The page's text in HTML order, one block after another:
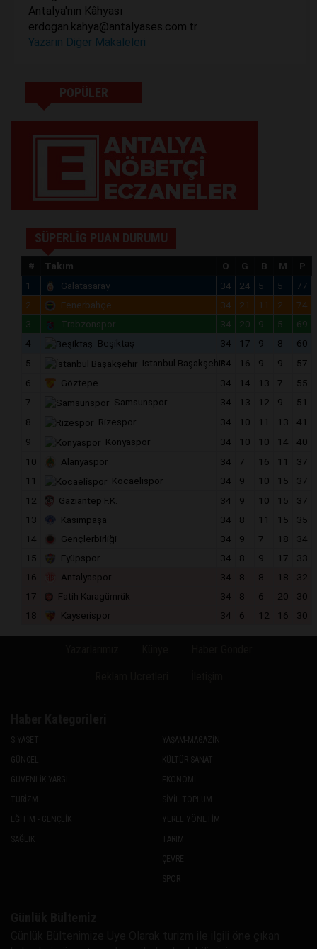
Antalya'nın Kâhyası
erdogan.kahya@antalyases.com.tr
Yazarın Diğer Makaleleri
POPÜLER
SÜPERLİG PUAN DURUMU
# Takım O G B M
P
1
Galatasaray 34 24 5 5
77
2
Fenerbahçe 34 21 11 2
74
3
Trabzonspor 34 20 9 5
69
4
Beşiktaş 34 17 9 8
60
5
İstanbul Başakşehir34 16 9 9
57
6
Göztepe 34 14 13 7
55
7
Samsunspor 34 13 12 9
51
8
Rizespor 34 10 11 13
41
9
Konyaspor 34 10 10 14
40
10
Alanyaspor 34 7 16 11
37
11
Kocaelispor 34 9 10 15
37
12
Gaziantep F.K. 34 9 10 15
37
13
Kasımpaşa 34 8 11 15
35
14
Gençlerbirliği 34 9 7 18
34
15
Eyüpspor 34 8 9 17
33
16
Antalyaspor 34 8 8 18
32
17
Fatih Karagümrük 34 8 6 20
30
18
Kayserispor 34 6 12 16 30
SİYASET
GÜNCEL
GÜVENLİK-YARGI
TURİZM
EĞİTİM - GENÇLİK
SAĞLIK
YAŞAM-MAGAZİN
KÜLTÜR-SANAT
EKONOMİ
SİVİL TOPLUM
YEREL YÖNETİM
TARIM
ÇEVRE
SPOR